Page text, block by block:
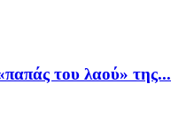
του λαού» της...